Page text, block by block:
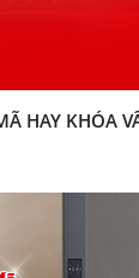
HAY KHÓA